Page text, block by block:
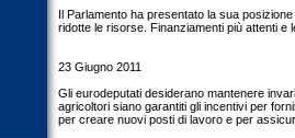
Il Parlamento ha presentato la sua
ridotte le risorse. Finanziamenti più attenti e
23 Giugno 2011
Gli eurodeputati desiderano mantenere
agricoltori siano garantiti gli incentivi per
per creare nuovi posti di lavoro e per